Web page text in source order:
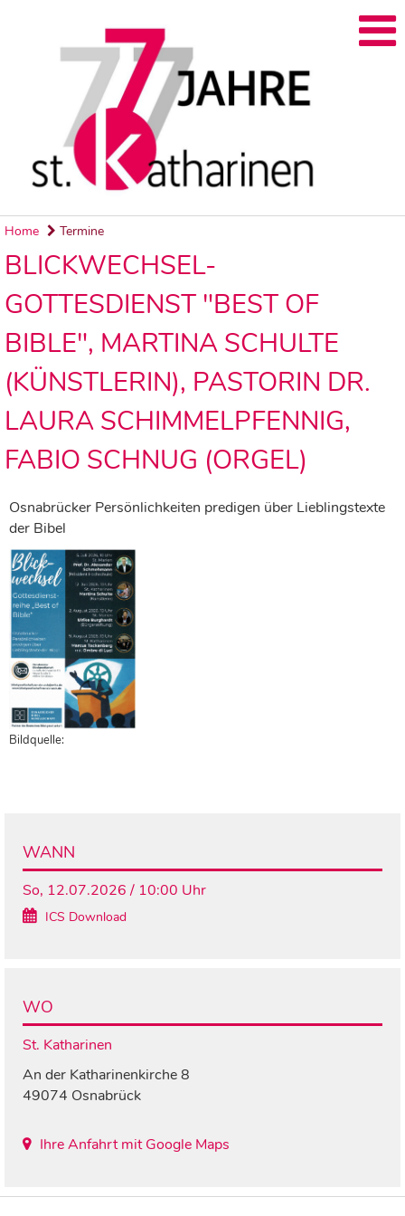
Home Termine
BLICKWECHSEL-
GOTTESDIENST "BEST OF
BIBLE", MARTINA SCHULTE
(KÜNSTLERIN), PASTORIN DR.
LAURA SCHIMMELPFENNIG,
FABIO SCHNUG (ORGEL)
Osnabrücker Persönlichkeiten predigen über Lieblingstexte
der Bibel
Bildquelle:
WANN
So, 12.07.2026 / 10:00 Uhr
ICS Download
WO
St. Katharinen
An der Katharinenkirche 8
49074 Osnabrück
Ihre Anfahrt mit Google Maps